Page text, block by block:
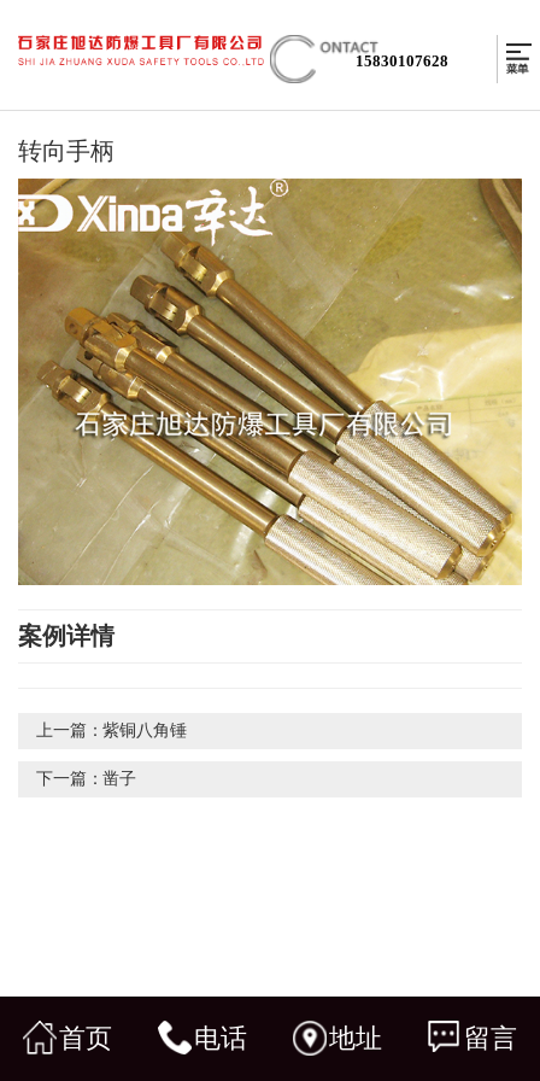
15830107628
转向手柄
案例详情
上一篇：紫铜八角锤
下一篇：凿子
首页 电话 地址 留言